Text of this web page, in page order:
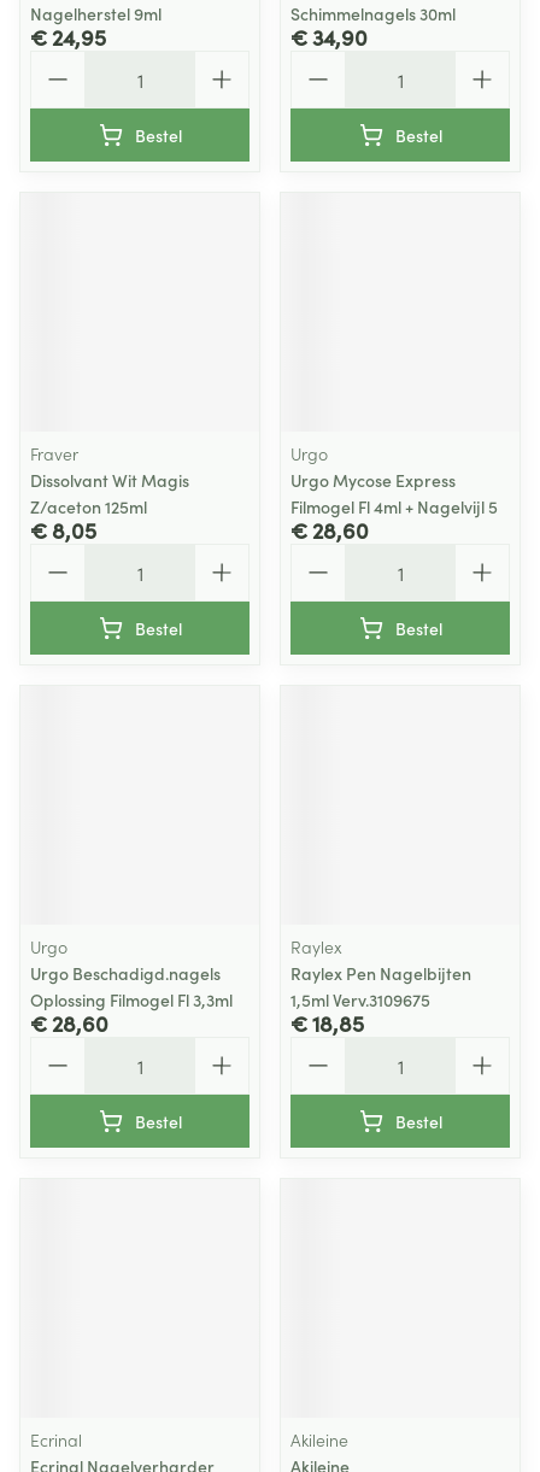
Nagelherstel 9ml
€ 24,95
Bestel
Schimmelnagels 30ml
€ 34,90
Bestel
Fraver
Dissolvant Wit Magis
Z/aceton 125ml
€ 8,05
Bestel
Urgo
Urgo Mycose Express
Filmogel Fl 4ml + Nagelvijl 5
€ 28,60
Bestel
Urgo
Urgo Beschadigd.nagels
Oplossing Filmogel Fl 3,3ml
€ 28,60
Bestel
Raylex
Raylex Pen Nagelbijten
1,5ml Verv.3109675
€ 18,85
Bestel
Ecrinal
Ecrinal Nagelverharder
Akileine
Akileine